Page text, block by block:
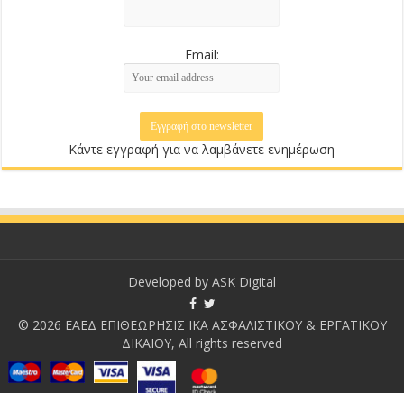
Email:
Κάντε εγγραφή για να λαμβάνετε ενημέρωση
Developed by ASK Digital
© 2026 ΕΑΕΔ ΕΠΙΘΕΩΡΗΣΙΣ ΙΚΑ ΑΣΦΑΛΙΣΤΙΚΟΥ & ΕΡΓΑΤΙΚΟΥ
ΔΙΚΑΙΟΥ, All rights reserved